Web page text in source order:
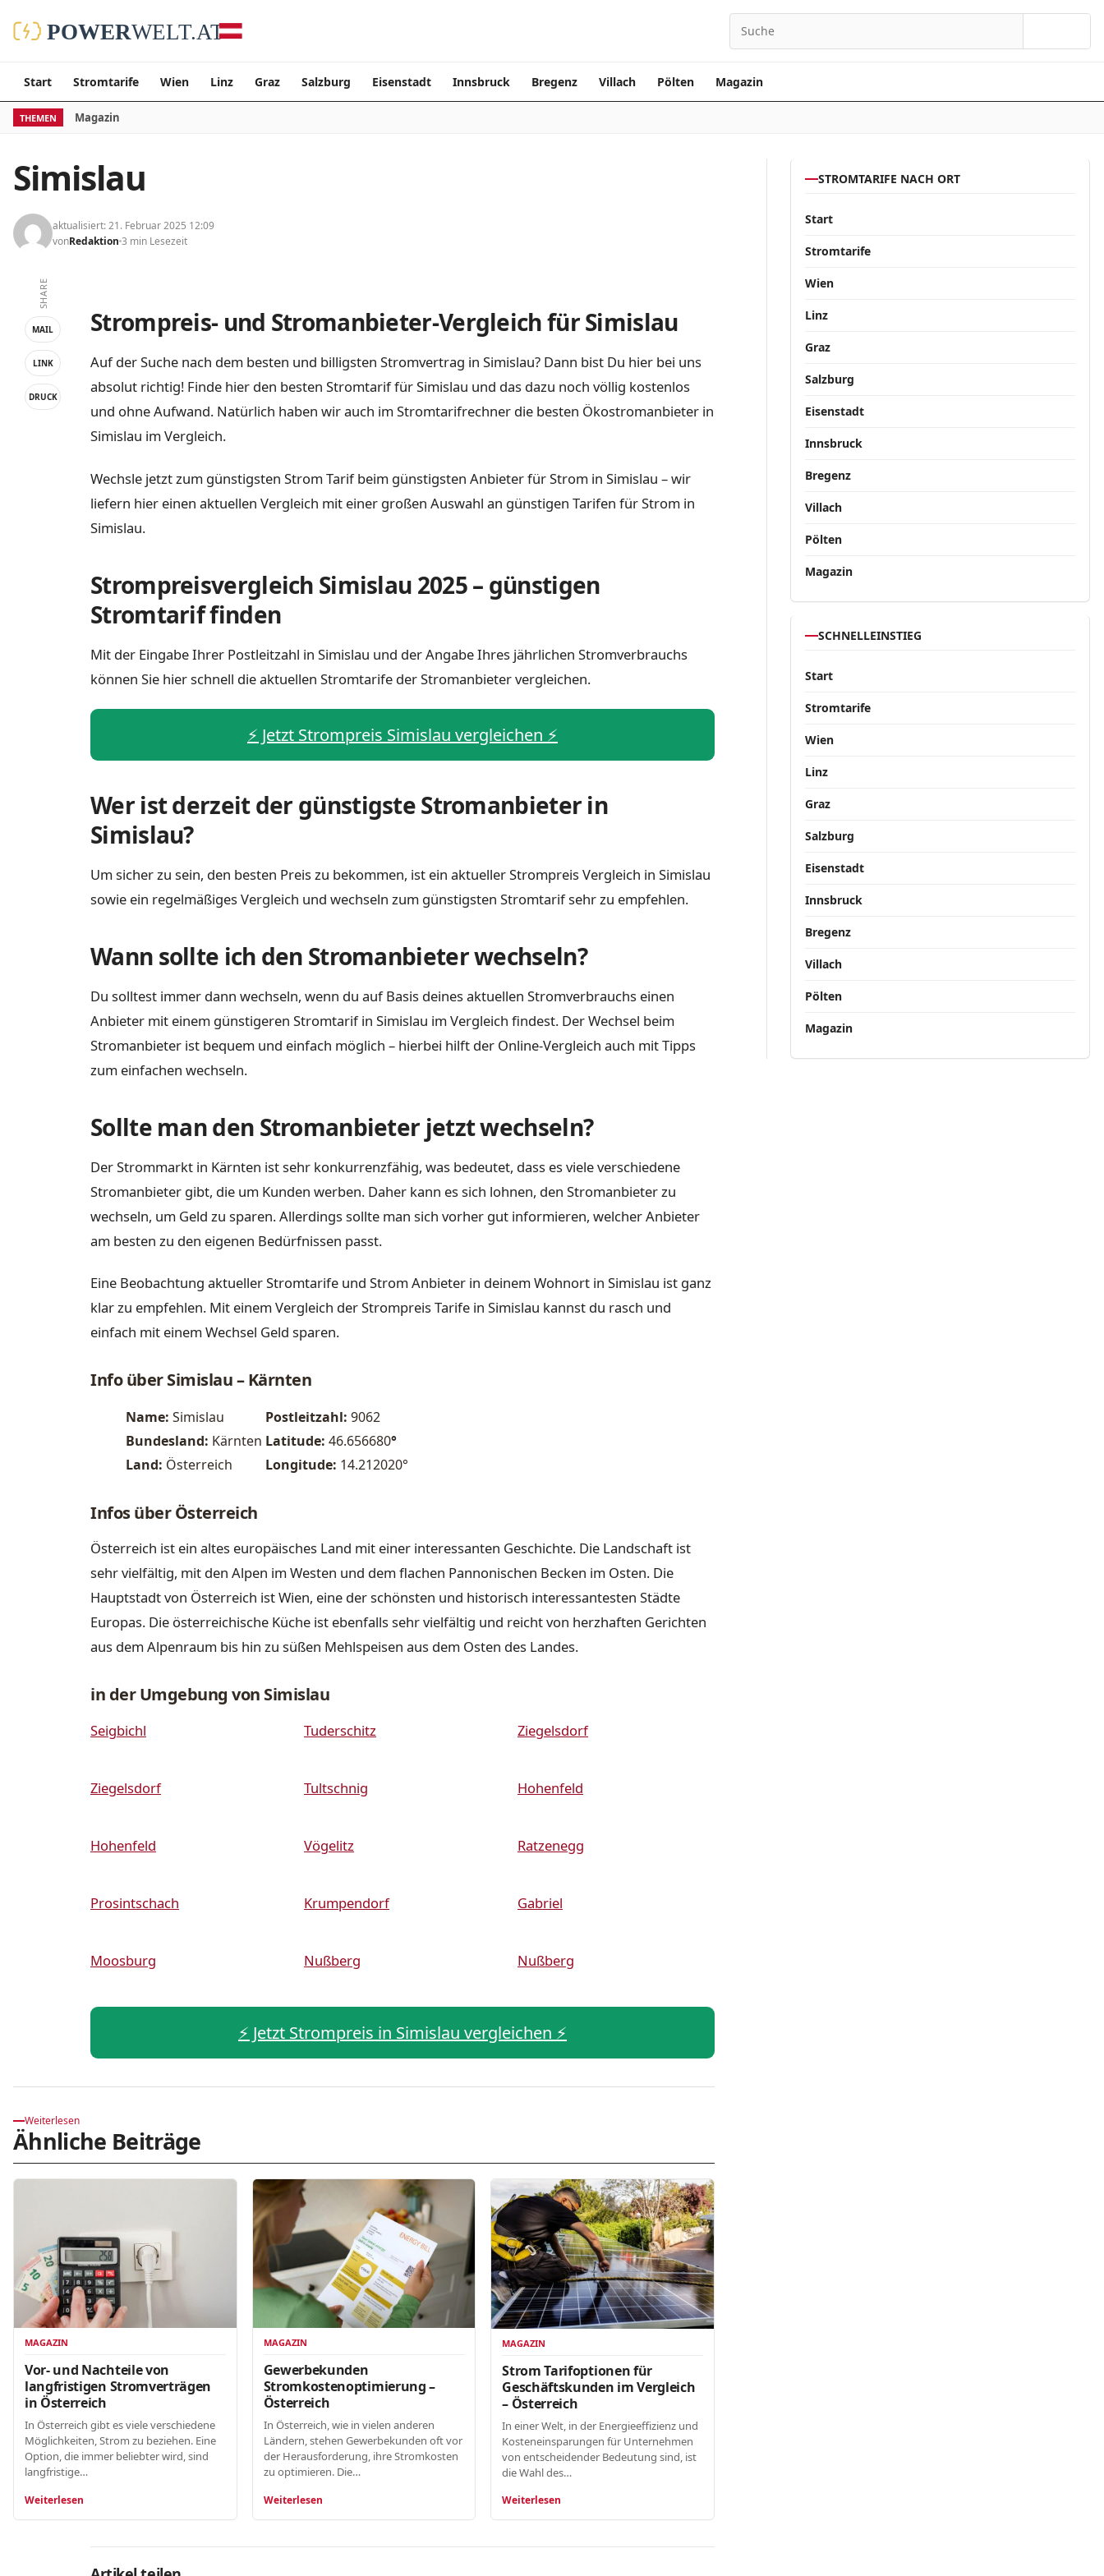
Start Stromtarife Wien Linz Graz Salzburg Eisenstadt Innsbruck Bregenz Villach Pölten Magazin
THEMEN Magazin
Simislau
aktualisiert: 21. Februar 2025 12:09
vonRedaktion 3 min Lesezeit
SHARE
MAIL
LINK
DRUCK
Strompreis- und Stromanbieter-Vergleich für Simislau
Auf der Suche nach dem besten und billigsten Stromvertrag in Simislau? Dann bist Du hier bei uns
absolut richtig! Finde hier den besten Stromtarif für Simislau und das dazu noch völlig kostenlos
und ohne Aufwand. Natürlich haben wir auch im Stromtarifrechner die besten Ökostromanbieter in
Simislau im Vergleich.
Wechsle jetzt zum günstigsten Strom Tarif beim günstigsten Anbieter für Strom in Simislau – wir
liefern hier einen aktuellen Vergleich mit einer großen Auswahl an günstigen Tarifen für Strom in
Simislau.
Strompreisvergleich Simislau 2025 – günstigen
Stromtarif finden
Mit der Eingabe Ihrer Postleitzahl in Simislau und der Angabe Ihres jährlichen Stromverbrauchs
können Sie hier schnell die aktuellen Stromtarife der Stromanbieter vergleichen.
⚡️ Jetzt Strompreis Simislau vergleichen ⚡️
Wer ist derzeit der günstigste Stromanbieter in
Simislau?
Um sicher zu sein, den besten Preis zu bekommen, ist ein aktueller Strompreis Vergleich in Simislau
sowie ein regelmäßiges Vergleich und wechseln zum günstigsten Stromtarif sehr zu empfehlen.
Wann sollte ich den Stromanbieter wechseln?
Du solltest immer dann wechseln, wenn du auf Basis deines aktuellen Stromverbrauchs einen
Anbieter mit einem günstigeren Stromtarif in Simislau im Vergleich findest. Der Wechsel beim
Stromanbieter ist bequem und einfach möglich – hierbei hilft der Online-Vergleich auch mit Tipps
zum einfachen wechseln.
Sollte man den Stromanbieter jetzt wechseln?
Der Strommarkt in Kärnten ist sehr konkurrenzfähig, was bedeutet, dass es viele verschiedene
Stromanbieter gibt, die um Kunden werben. Daher kann es sich lohnen, den Stromanbieter zu
wechseln, um Geld zu sparen. Allerdings sollte man sich vorher gut informieren, welcher Anbieter
am besten zu den eigenen Bedürfnissen passt.
Eine Beobachtung aktueller Stromtarife und Strom Anbieter in deinem Wohnort in Simislau ist ganz
klar zu empfehlen. Mit einem Vergleich der Strompreis Tarife in Simislau kannst du rasch und
einfach mit einem Wechsel Geld sparen.
Info über Simislau – Kärnten
Name: Simislau Postleitzahl: 9062
Bundesland: Kärnten Latitude: 46.656680°
Land: Österreich Longitude: 14.212020°
Infos über Österreich
Österreich ist ein altes europäisches Land mit einer interessanten Geschichte. Die Landschaft ist
sehr vielfältig, mit den Alpen im Westen und dem flachen Pannonischen Becken im Osten. Die
Hauptstadt von Österreich ist Wien, eine der schönsten und historisch interessantesten Städte
Europas. Die österreichische Küche ist ebenfalls sehr vielfältig und reicht von herzhaften Gerichten
aus dem Alpenraum bis hin zu süßen Mehlspeisen aus dem Osten des Landes.
in der Umgebung von Simislau
Seigbichl Tuderschitz Ziegelsdorf
Ziegelsdorf Tultschnig Hohenfeld
Hohenfeld Vögelitz Ratzenegg
Prosintschach Krumpendorf Gabriel
Moosburg Nußberg Nußberg
⚡️ Jetzt Strompreis in Simislau vergleichen ⚡️
Weiterlesen
Ähnliche Beiträge
MAGAZIN
Vor- und Nachteile von
langfristigen Stromverträgen
in Österreich
In Österreich gibt es viele verschiedene
Möglichkeiten, Strom zu beziehen. Eine
Option, die immer beliebter wird, sind
langfristige…
Weiterlesen
MAGAZIN
Gewerbekunden
Stromkostenoptimierung –
Österreich
In Österreich, wie in vielen anderen
Ländern, stehen Gewerbekunden oft vor
der Herausforderung, ihre Stromkosten
zu optimieren. Die…
Weiterlesen
MAGAZIN
Strom Tarifoptionen für
Geschäftskunden im Vergleich
– Österreich
In einer Welt, in der Energieeffizienz und
Kosteneinsparungen für Unternehmen
von entscheidender Bedeutung sind, ist
die Wahl des…
Weiterlesen
STROMTARIFE NACH ORT
Start
Stromtarife
Wien
Linz
Graz
Salzburg
Eisenstadt
Innsbruck
Bregenz
Villach
Pölten
Magazin
SCHNELLEINSTIEG
Start
Stromtarife
Wien
Linz
Graz
Salzburg
Eisenstadt
Innsbruck
Bregenz
Villach
Pölten
Magazin